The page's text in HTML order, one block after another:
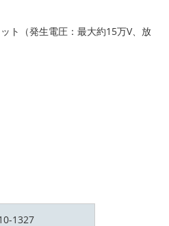
ト（発生電圧：最大約15万V、放
1327